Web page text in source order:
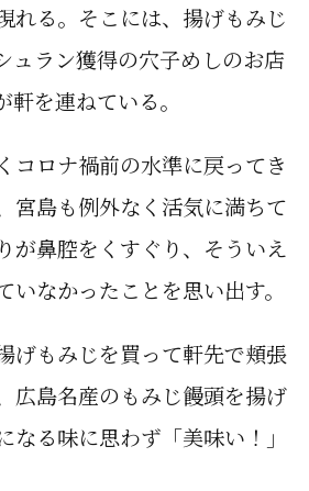
れる。そこには、揚げもみじ
ュラン獲得の穴子めしのお店
を連ねている。
コロナ禍前の水準に戻ってき
宮島も例外なく活気に満ちて
が鼻腔をくすぐり、そういえ
いなかったことを思い出す。
げもみじを買って軒先で頬張
広島名産のもみじ饅頭を揚げ
なる味に思わず「美味い！」